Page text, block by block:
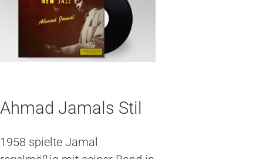
Ahmad Jamals Stil
1958 spielte Jamal